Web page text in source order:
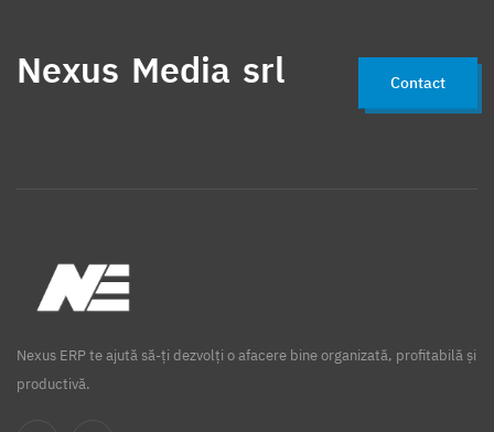
Nexus Media srl Contact
Nexus ERP te ajută să-ți dezvolți o afacere bine organizată, profitabilă și
productivă.